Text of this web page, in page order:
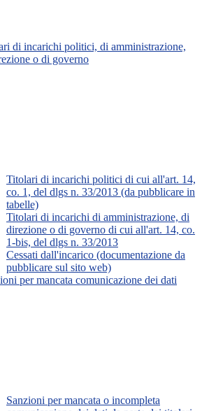
di incarichi politici, di amministrazione,
o di governo
Titolari di incarichi politici di cui all'art. 14,
co. 1, del dlgs n. 33/2013 (da pubblicare in
tabelle)
Titolari di incarichi di amministrazione, di
direzione o di governo di cui all'art. 14, co.
1-bis, del dlgs n. 33/2013
Cessati dall'incarico (documentazione da
pubblicare sul sito web)
per mancata comunicazione dei dati
Sanzioni per mancata o incompleta